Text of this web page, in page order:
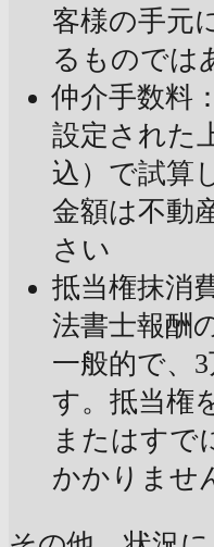
客様の手元
るものでは
仲介手数料
設定された
込）で試算
金額は不動
さい
抵当権抹消
法書士報酬
一般的で、
す。抵当権
またはすで
かかりませ